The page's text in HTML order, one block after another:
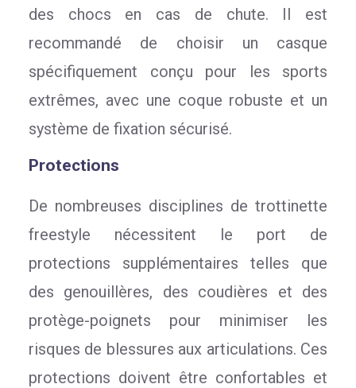
des chocs en cas de chute. Il est
recommandé de choisir un casque
spécifiquement conçu pour les sports
extrêmes, avec une coque robuste et un
système de fixation sécurisé.
Protections
De nombreuses disciplines de trottinette
freestyle nécessitent le port de
protections supplémentaires telles que
des genouillères, des coudières et des
protège-poignets pour minimiser les
risques de blessures aux articulations. Ces
protections doivent être confortables et